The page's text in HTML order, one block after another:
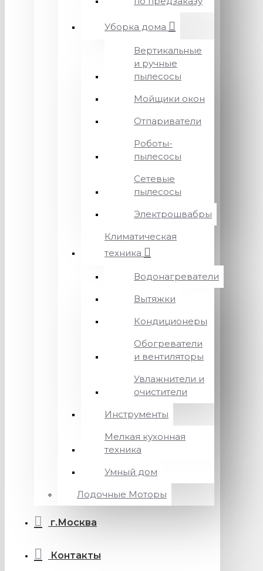
Уборка дома
Вертикальные
и ручные
пылесосы
Мойщики окон
Отпариватели
Роботы-
пылесосы
Сетевые
пылесосы
Электрошвабры
Климатическая
техника
Водонагреватели
Вытяжки
Кондиционеры
Обогреватели
и вентиляторы
Увлажнители и
очистители
Инструменты
Мелкая кухонная
техника
Умный дом
Лодочные Моторы
г.Москва
Контакты